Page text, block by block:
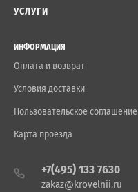
УСЛУГИ
ИНФОРМАЦИЯ
Оплата и возврат
Условия доставки
Пользовательское соглашение
Карта проезда
+7(495) 133 7630
zakaz@krovelnii.ru